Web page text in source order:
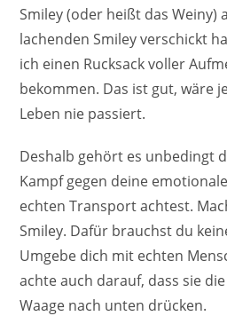
Smiley (oder heißt das Weiny)
lachenden Smiley verschickt
ich einen Rucksack voller
bekommen. Das ist gut, wäre
Leben nie passiert.
Deshalb gehört es unbedingt
Kampf gegen deine
echten Transport achtest.
Smiley. Dafür brauchst du
Umgebe dich mit echten
achte auch darauf, dass sie
Waage nach unten drücken.